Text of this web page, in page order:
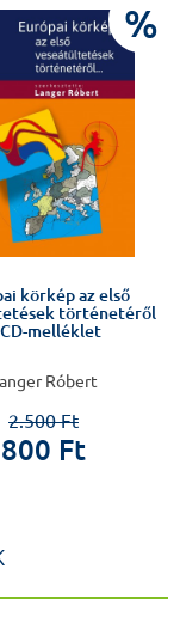
%
körkép az első
történetéről
melléklet
Róbert
2.500 Ft
800 Ft